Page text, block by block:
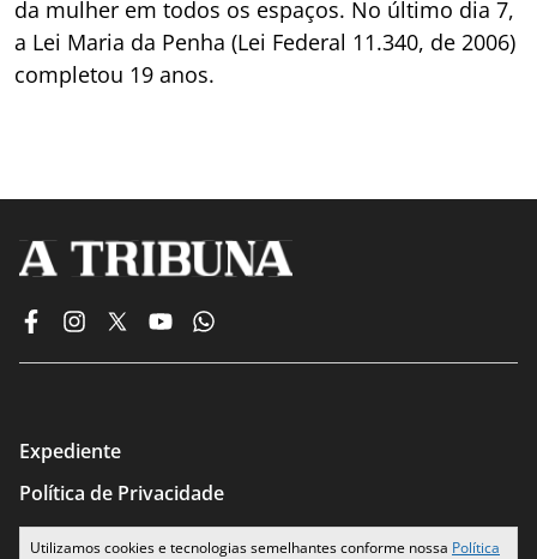
da mulher em todos os espaços. No último dia 7,
a Lei Maria da Penha (Lei Federal 11.340, de 2006)
completou 19 anos.
Utilizamos cookies e tecnologias semelhantes conforme nossa Política
Expediente
Política de Privacidade
Termos de Uso